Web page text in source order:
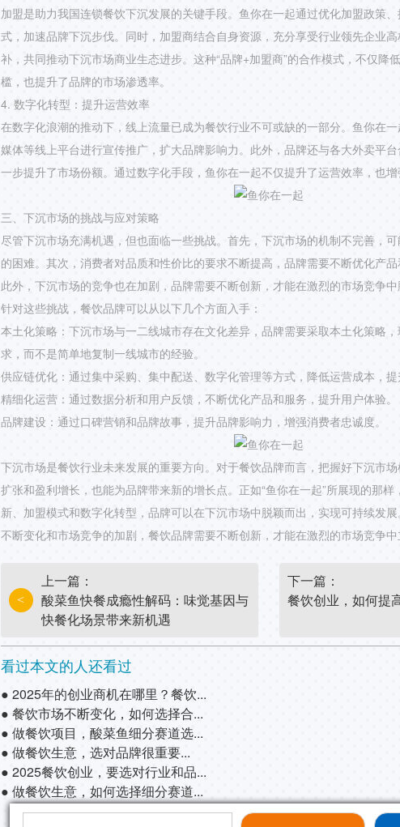
加盟是助力我国连锁餐饮下沉发展的关键手段。鱼你在一起通过优化加盟政策
式，加速品牌下沉步伐。同时，加盟商结合自身资源，充分享受行业领先企业
补，共同推动下沉市场商业生态进步。这种“品牌+加盟商”的合作模式，不仅降
槛，也提升了品牌的市场渗透率。
4. 数字化转型：提升运营效率
在数字化浪潮的推动下，线上流量已成为餐饮行业不可或缺的一部分。鱼你在
媒体等线上平台进行宣传推广，扩大品牌影响力。此外，品牌还与各大外卖平
一步提升了市场份额。通过数字化手段，鱼你在一起不仅提升了运营效率，也增
三、下沉市场的挑战与应对策略
尽管下沉市场充满机遇，但也面临一些挑战。首先，下沉市场的机制不完善，
的困难。其次，消费者对品质和性价比的要求不断提高，品牌需要不断优化产品
此外，下沉市场的竞争也在加剧，品牌需要不断创新，才能在激烈的市场竞争中
针对这些挑战，餐饮品牌可以从以下几个方面入手：
本土化策略：下沉市场与一二线城市存在文化差异，品牌需要采取本土化策略
求，而不是简单地复制一线城市的经验。
供应链优化：通过集中采购、集中配送、数字化管理等方式，降低运营成本，提
精细化运营：通过数据分析和用户反馈，不断优化产品和服务，提升用户体验。
品牌建设：通过口碑营销和品牌故事，提升品牌影响力，增强消费者忠诚度。
下沉市场是餐饮行业未来发展的重要方向。对于餐饮品牌而言，把握好下沉市
扩张和盈利增长，也能为品牌带来新的增长点。正如“鱼你在一起”所展现的那
新、加盟模式和数字化转型，品牌可以在下沉市场中脱颖而出，实现可持续发
不断变化和市场竞争的加剧，餐饮品牌需要不断创新，才能在激烈的市场竞争中
<
上一篇：
酸菜鱼快餐成瘾性解码：味觉基因与
快餐化场景带来新机遇
下一篇：
餐饮创业，如何提
看过本文的人还看过
● 2025年的创业商机在哪里？餐饮...
● 餐饮市场不断变化，如何选择合...
● 做餐饮项目，酸菜鱼细分赛道选...
● 做餐饮生意，选对品牌很重要...
● 2025餐饮创业，要选对行业和品...
● 做餐饮生意，如何选择细分赛道...